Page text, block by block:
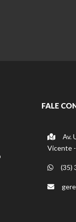
FALE
Av.
Vicente
(35)